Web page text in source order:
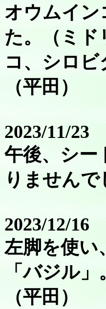
オウムイン
た。（ミド
コ、シロ
（平田）
2023/11/23
午後、シー
りませんで
2023/12/16
左脚を使い
「バジル」
（平田）